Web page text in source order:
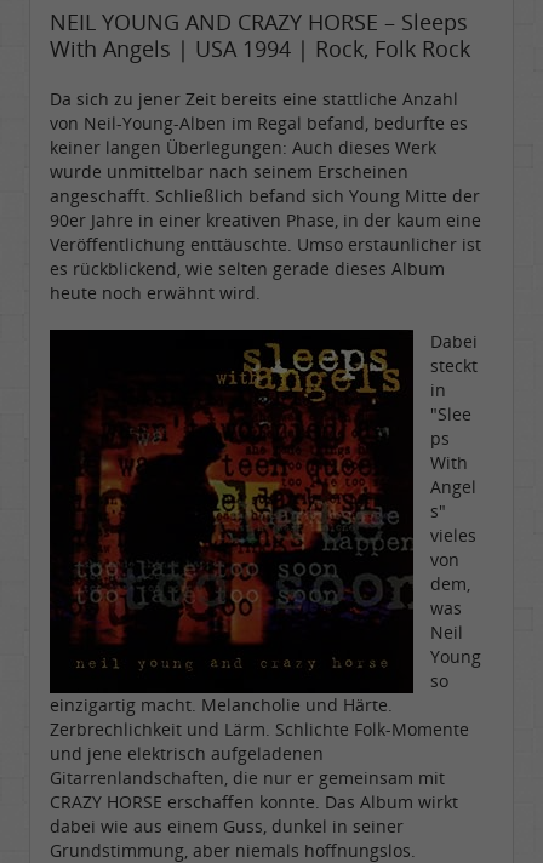
NEIL YOUNG AND CRAZY HORSE – Sleeps
With Angels | USA 1994 | Rock, Folk Rock
Da sich zu jener Zeit bereits eine stattliche Anzahl
von Neil-Young-Alben im Regal befand, bedurfte es
keiner langen Überlegungen: Auch dieses Werk
wurde unmittelbar nach seinem Erscheinen
angeschafft. Schließlich befand sich Young Mitte der
90er Jahre in einer kreativen Phase, in der kaum eine
Veröffentlichung enttäuschte. Umso erstaunlicher ist
es rückblickend, wie selten gerade dieses Album
heute noch erwähnt wird.
Dabei
steckt
in
"Slee
ps
With
Angel
s"
vieles
von
dem,
was
Neil
Young
so
einzigartig macht. Melancholie und Härte.
Zerbrechlichkeit und Lärm. Schlichte Folk-Momente
und jene elektrisch aufgeladenen
Gitarrenlandschaften, die nur er gemeinsam mit
CRAZY HORSE erschaffen konnte. Das Album wirkt
dabei wie aus einem Guss, dunkel in seiner
Grundstimmung, aber niemals hoffnungslos.